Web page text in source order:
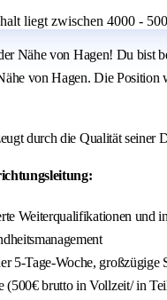
liegt zwischen 4000 -
Nähe von Hagen! Du bist
von Hagen. Die Position
durch die Qualität seiner
Weiterqualifikationen und
5-Tage-Woche, großzügige
(500€ brutto in Vollzeit/ in